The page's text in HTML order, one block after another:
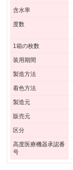
含水率
度数
1箱の枚数
装用期間
製造方法
着色方法
製造元
販売元
区分
高度医療機器承認番
号